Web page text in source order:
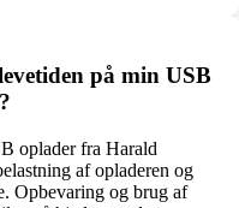
på min USB
oplader fra Harald
af opladeren og
Opbevaring og brug af